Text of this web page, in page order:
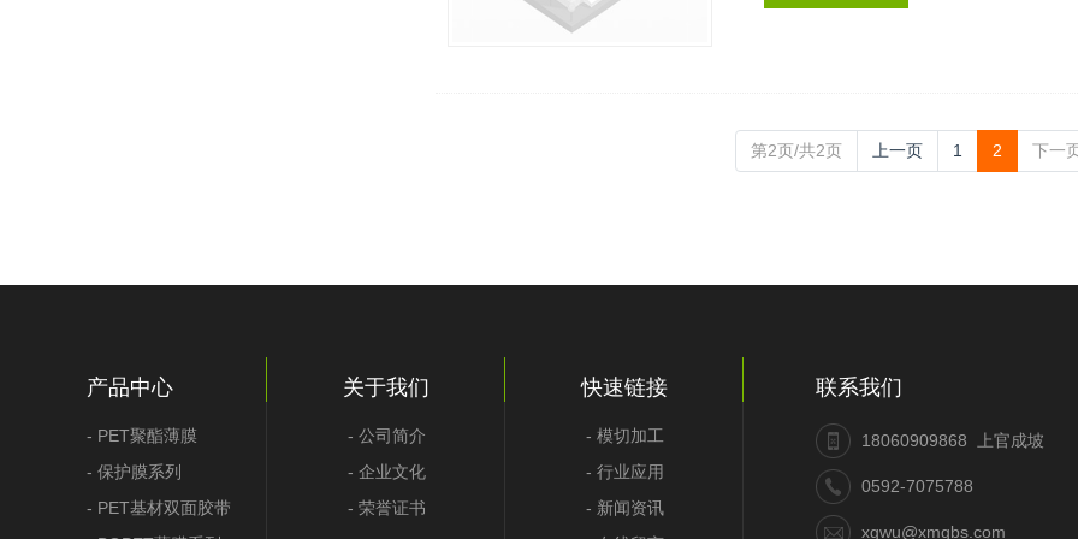
第2页/共2页 上一页 1 2 下一
产品中心
- PET聚酯薄膜
- 保护膜系列
- PET基材双面胶带
关于我们
- 公司简介
- 企业文化
- 荣誉证书
快速链接
- 模切加工
- 行业应用
- 新闻资讯
联系我们
18060909868 上官成坡
0592-7075788
xgwu@xmgbs.com